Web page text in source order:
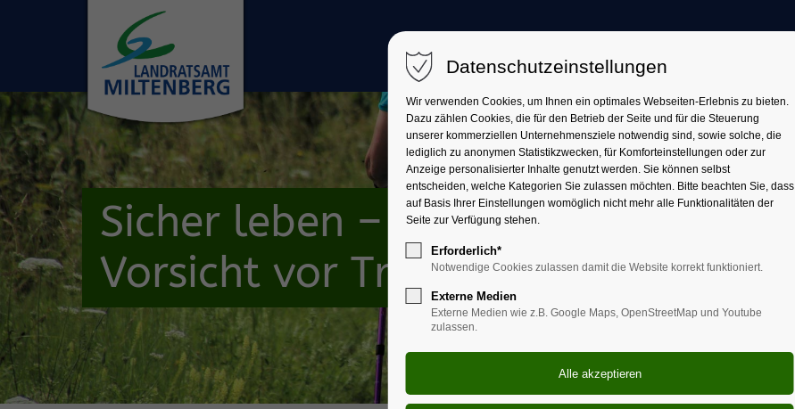
Sicher leben –
Vorsicht vor Trickbetrügern
Datenschutzeinstellungen
Wir verwenden Cookies, um Ihnen ein optimales Webseiten-Erlebnis zu bieten.
Dazu zählen Cookies, die für den Betrieb der Seite und für die Steuerung
unserer kommerziellen Unternehmensziele notwendig sind, sowie solche, die
lediglich zu anonymen Statistikzwecken, für Komforteinstellungen oder zur
Anzeige personalisierter Inhalte genutzt werden. Sie können selbst
entscheiden, welche Kategorien Sie zulassen möchten. Bitte beachten Sie, dass
auf Basis Ihrer Einstellungen womöglich nicht mehr alle Funktionalitäten der
Seite zur Verfügung stehen.
Erforderlich*
Notwendige Cookies zulassen damit die Website korrekt funktioniert.
Externe Medien
Externe Medien wie z.B. Google Maps, OpenStreetMap und Youtube
zulassen.